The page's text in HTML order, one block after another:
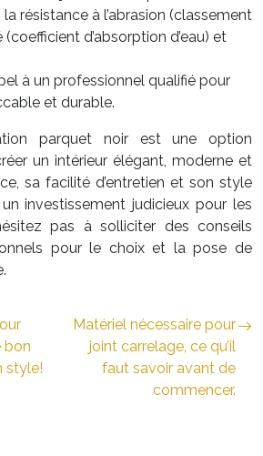
la résistance à l’abrasion (classement
(coefficient d’absorption d’eau) et
à un professionnel qualifié pour
et durable.
parquet noir est une option
un intérieur élégant, moderne et
sa facilité d’entretien et son style
investissement judicieux pour les
pas à solliciter des conseils
pour le choix et la pose de
bon
style!
Matériel nécessaire pour
joint carrelage, ce qu’il
faut savoir avant de
commencer.